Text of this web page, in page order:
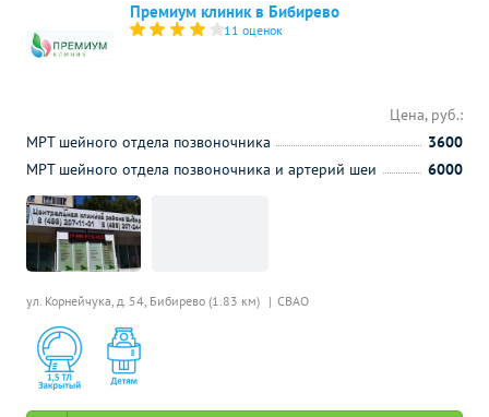
Премиум клиник в Бибирево
11 оценок
ул. Корнейчука, д. 54, Бибирево (1.83 км) СВАО
Цена, руб.:
МРТ шейного отдела позвоночника
3600
МРТ шейного отдела позвоночника и артерий шеи
6000